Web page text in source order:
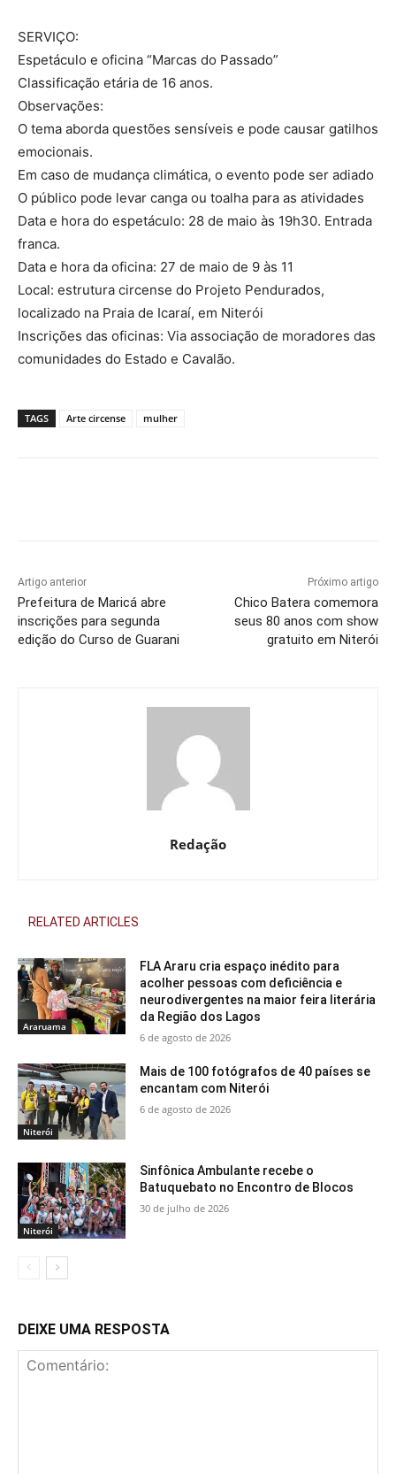
SERVIÇO:
Espetáculo e oficina “Marcas do Passado”
Classificação etária de 16 anos.
Observações:
O tema aborda questões sensíveis e pode causar gatilhos
emocionais.
Em caso de mudança climática, o evento pode ser adiado
O público pode levar canga ou toalha para as atividades
Data e hora do espetáculo: 28 de maio às 19h30. Entrada
franca.
Data e hora da oficina: 27 de maio de 9 às 11
Local: estrutura circense do Projeto Pendurados,
localizado na Praia de Icaraí, em Niterói
Inscrições das oficinas: Via associação de moradores das
comunidades do Estado e Cavalão.
TAGS Arte circense mulher
Artigo anterior
Prefeitura de Maricá abre
inscrições para segunda
edição do Curso de Guarani
Próximo artigo
Chico Batera comemora
seus 80 anos com show
gratuito em Niterói
Redação
RELATED ARTICLES
Araruama
FLA Araru cria espaço inédito para
acolher pessoas com deficiência e
neurodivergentes na maior feira literária
da Região dos Lagos
6 de agosto de 2026
Niterói
Mais de 100 fotógrafos de 40 países se
encantam com Niterói
6 de agosto de 2026
Niterói
Sinfônica Ambulante recebe o
Batuquebato no Encontro de Blocos
30 de julho de 2026
DEIXE UMA RESPOSTA